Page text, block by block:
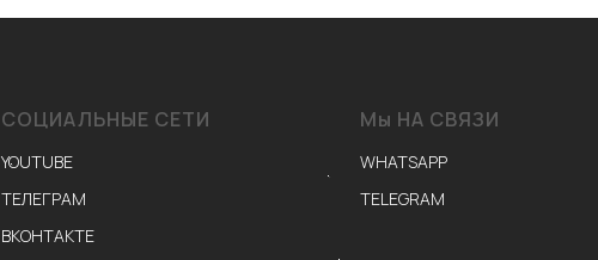
СОЦИАЛЬНЫЕ СЕТИ
YOUTUBE
ТЕЛЕГРАМ
ВКОНТАКТЕ
Мы НА СВЯЗИ
WHATSAPP
TELEGRAM